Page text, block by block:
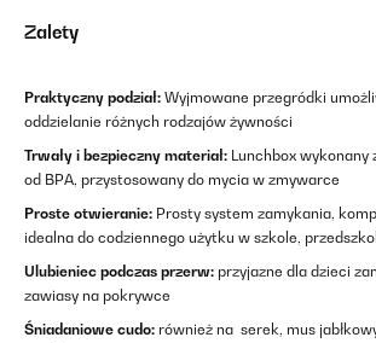
Zalety
Praktyczny podział: Wyjmowane przegródki
oddzielanie różnych rodzajów żywności
Trwały i bezpieczny materiał: Lunchbox wykonany
od BPA, przystosowany do mycia w zmywarce
Proste otwieranie: Prosty system zamykania,
idealna do codziennego użytku w szkole,
Ulubieniec podczas przerw: przyjazne dla dzieci
zawiasy na pokrywce
Śniadaniowe cudo: również na serek, mus